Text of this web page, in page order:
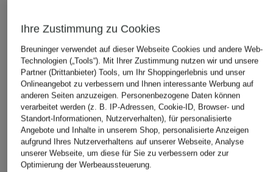
TIFFANY & Co.
Sonnenbrille TF4208U
173,50 €
Bestpreis:173,50 €
Ursprünglich:347 €
TIFFANY & Co.
Sonnenbrille TF4231U
340 €
TIFFANY &
Halskette
PERETTI®
630 €
Ihre Zustimmung zu Cookies
Breuninger verwendet auf dieser Webseite Cookies und andere Web-
Technologien („Tools“). Mit Ihrer Zustimmung nutzen wir und unsere
Partner (Drittanbieter) Tools, um Ihr Shoppingerlebnis und unser
Onlineangebot zu verbessern und Ihnen interessante Werbung auf
anderen Seiten anzuzeigen. Personenbezogene Daten können
verarbeitet werden (z. B. IP-Adressen, Cookie-ID, Browser- und
Standort-Informationen, Nutzerverhalten), für personalisierte
Angebote und Inhalte in unserem Shop, personalisierte Anzeigen
aufgrund Ihres Nutzerverhaltens auf unserer Webseite, Analyse
unserer Webseite, um diese für Sie zu verbessern oder zur
Optimierung der Werbeaussteuerung.